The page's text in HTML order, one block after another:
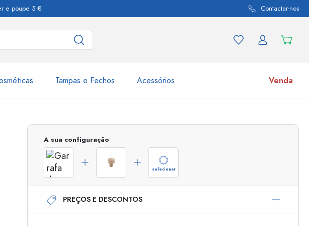
e poupe 5 € Contactar-nos
Tampas e Fechos Acessórios Venda
Dispensadores Airless
Frascos com roll-on
Frascos
Descubra agora
Compre agora
A sua configuração
selecionar
PREÇOS E DESCONTOS